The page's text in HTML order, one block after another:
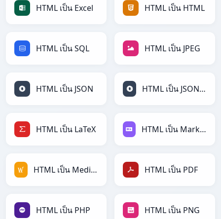
HTML เป็น Excel HTML เป็น HTML
HTML เป็น SQL HTML เป็น JPEG
HTML เป็น JSON HTML เป็น JSONLines
HTML เป็น LaTeX HTML เป็น Markdown
HTML เป็น MediaWiki HTML เป็น PDF
HTML เป็น PHP HTML เป็น PNG